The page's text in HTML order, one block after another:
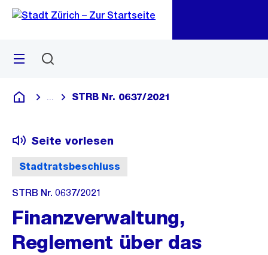
Navigation
Sprunglink
Menü
Deutsch
Blende alle Breadcrumbs ein
STRB Nr. 0637/2021
Stadtratsbeschluss
Seite vorlesen
STRB Nr. 0637/2021
Finanzverwaltung,
Reglement über das